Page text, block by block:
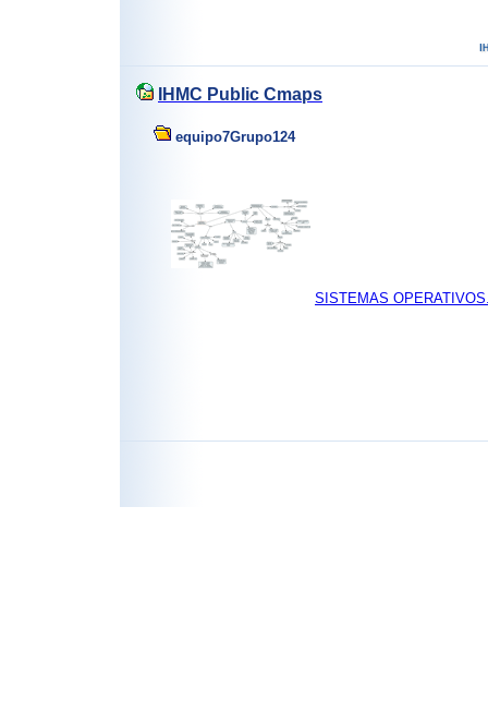
IHMC Public Cmaps
equipo7Grupo124
SISTEMAS